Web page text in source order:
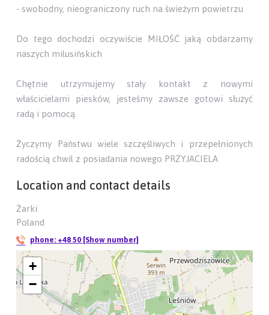
- swobodny, nieograniczony ruch na świeżym powietrzu
Do tego dochodzi oczywiście MIŁOŚĆ jaką obdarzamy
naszych milusińskich
Chętnie utrzymujemy stały kontakt z nowymi
właścicielami piesków, jesteśmy zawsze gotowi służyć
radą i pomocą.
Życzymy Państwu wiele szczęśliwych i przepełnionych
radością chwil z posiadania nowego PRZYJACIELA
Location and contact details
Żarki
Poland
phone: +48 50 [Show number]
+
−